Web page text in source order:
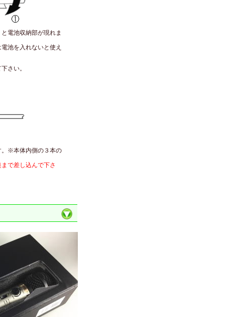
電池収納部が現れま
池を入れないと使え
さい。
。※本体内側の３本の
で差し込んで下さ